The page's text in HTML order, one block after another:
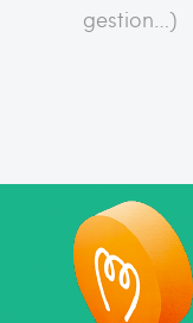
gestion…)